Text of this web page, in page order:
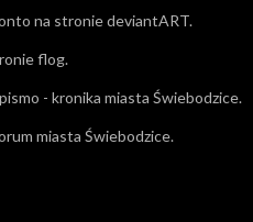
na stronie deviantART.
flog.
- kronika miasta Świebodzice.
miasta Świebodzice.